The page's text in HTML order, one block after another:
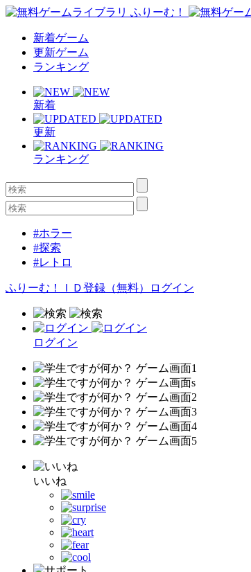
新着ゲーム
更新ゲーム
ランキング
新着
更新
ランキング
#ホラー
#探索
#レトロ
ふりーむ！ＩＤ登録（無料） ログイン
ログイン
いいね